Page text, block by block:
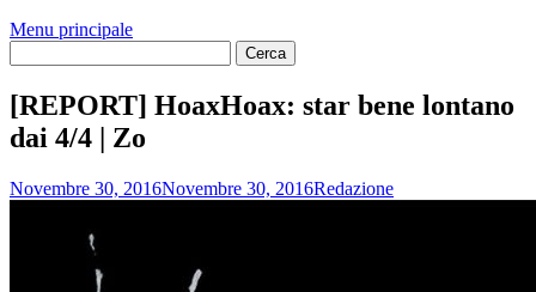
Menu principale
[REPORT] HoaxHoax: star bene lontano
dai 4/4 | Zo
Novembre 30, 2016Novembre 30, 2016Redazione